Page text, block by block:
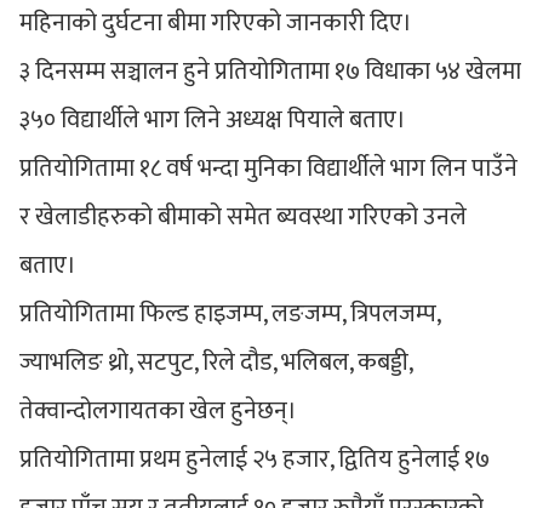
महिनाको दुर्घटना बीमा गरिएको जानकारी दिए।
३ दिनसम्म सञ्चालन हुने प्रतियोगितामा १७ विधाका ५४ खेलमा
३५० विद्यार्थीले भाग लिने अध्यक्ष पियाले बताए।
प्रतियोगितामा १८ वर्ष भन्दा मुनिका विद्यार्थीले भाग लिन पाउँने
र खेलाडीहरुको बीमाको समेत ब्यवस्था गरिएको उनले
बताए।
प्रतियोगितामा फिल्ड हाइजम्प, लङजम्प, त्रिपलजम्प,
ज्याभलिङ थ्रो, सटपुट, रिले दौड, भलिबल, कबड्डी,
तेक्वान्दोलगायतका खेल हुनेछन्।
प्रतियोगितामा प्रथम हुनेलाई २५ हजार, द्वितिय हुनेलाई १७